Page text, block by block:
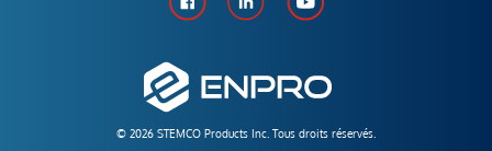
© 2026 STEMCO Products Inc. Tous droits réservés.